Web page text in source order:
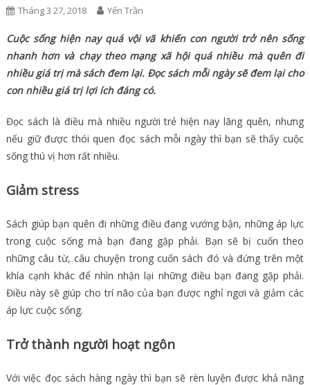
Tháng 3 27, 2018 Yến Trần
Cuộc sống hiện nay quá vội vã khiến con người trở nên sống
nhanh hơn và chạy theo mạng xã hội quá nhiều mà quên đi
nhiều giá trị mà sách đem lại. Đọc sách mỗi ngày sẽ đem lại cho
con nhiều giá trị lợi ích đáng có.
Đọc sách là điều mà nhiều người trẻ hiện nay lãng quên, nhưng
nếu giữ được thói quen đọc sách mỗi ngày thì bạn sẽ thấy cuộc
sống thú vị hơn rất nhiều.
Giảm stress
Sách giúp bạn quên đi những điều đang vướng bận, những áp lực
trong cuộc sống mà bạn đang gặp phải. Bạn sẽ bị cuốn theo
những câu từ, câu chuyện trong cuốn sách đó và đứng trên một
khía cạnh khác để nhìn nhận lại những điều bạn đang gặp phải.
Điều này sẽ giúp cho trí não của bạn được nghỉ ngơi và giảm các
áp lực cuộc sống.
Trở thành người hoạt ngôn
Với việc đọc sách hàng ngày thì bạn sẽ rèn luyện được khả năng